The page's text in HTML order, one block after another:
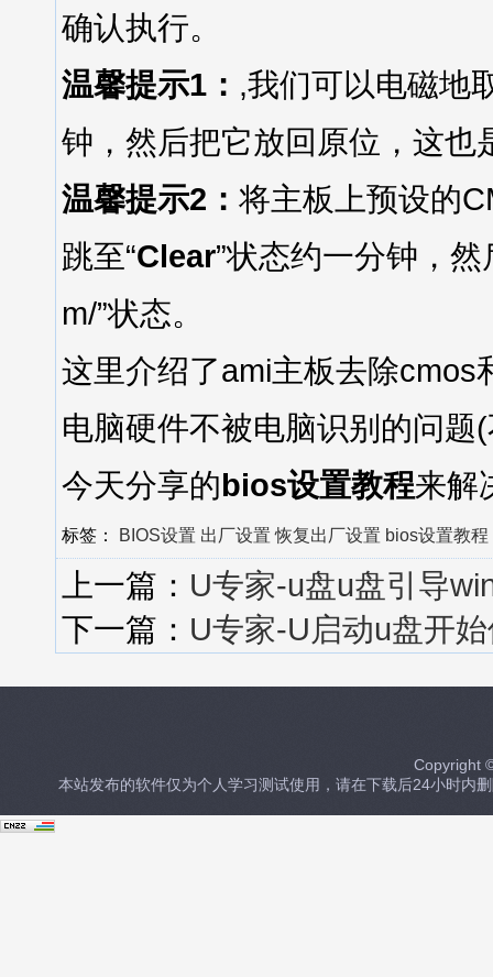
确认执行。
温馨提示1： ,我们可以电磁地
钟，然后把它放回原位，这也
温馨提示2： 将主板上预设的
跳至“Clear”状态约一分钟，
m/”状态。
这里介绍了ami主板去除cmos
电脑硬件不被电脑识别的问
今天分享的bios设置教程来解
标签： BIOS设置 出厂设置 恢复出厂设置 bios设置教程
上一篇： U专家-u盘u盘引导
下一篇： U专家-U启动u盘开
Copyright
本站发布的软件仅为个人学习测试使用，请在下载后24小时内